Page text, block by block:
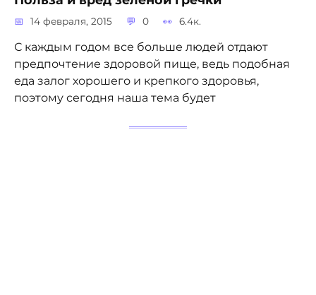
14 февраля, 2015 0 6.4к.
С каждым годом все больше людей отдают
предпочтение здоровой пище, ведь подобная
еда залог хорошего и крепкого здоровья,
поэтому сегодня наша тема будет